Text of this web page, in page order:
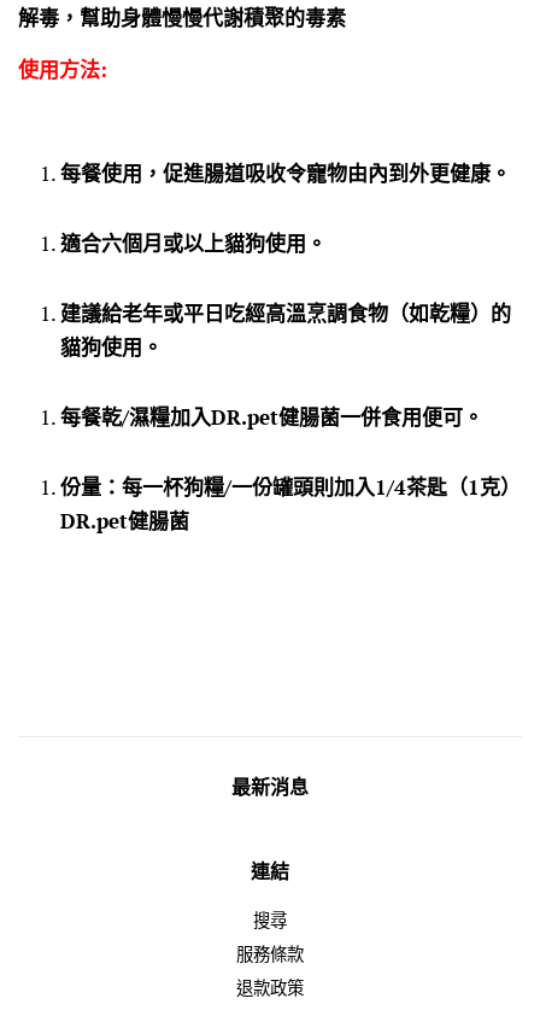
解毒，幫助身體慢慢代謝積聚的毒素
使用方法:
每餐使用，促進腸道吸收令寵物由內到外更健康。
適合六個月或以上貓狗使用。
建議給老年或平日吃經高溫烹調食物（如乾糧）的
貓狗使用。
每餐乾/濕糧加入DR.pet健腸菌一併食用便可。
份量：每一杯狗糧/一份罐頭則加入1/4茶匙（1克）
DR.pet健腸菌
最新消息
連結
搜尋
服務條款
退款政策